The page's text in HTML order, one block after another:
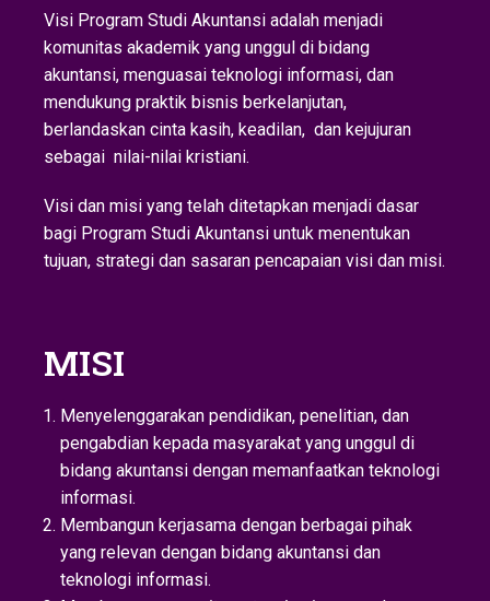
Visi Program Studi Akuntansi adalah menjadi
komunitas akademik yang unggul di bidang
akuntansi, menguasai teknologi informasi, dan
mendukung praktik bisnis berkelanjutan,
berlandaskan cinta kasih, keadilan, dan kejujuran
sebagai nilai-nilai kristiani.
Visi dan misi yang telah ditetapkan menjadi dasar
bagi Program Studi Akuntansi untuk menentukan
tujuan, strategi dan sasaran pencapaian visi dan misi.
MISI
Menyelenggarakan pendidikan, penelitian, dan
pengabdian kepada masyarakat yang unggul di
bidang akuntansi dengan memanfaatkan teknologi
informasi.
Membangun kerjasama dengan berbagai pihak
yang relevan dengan bidang akuntansi dan
teknologi informasi.